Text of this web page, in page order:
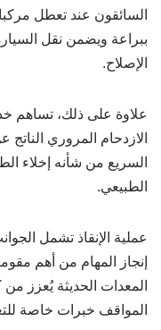
السائقون عند تعطل
ببراعة ويضمن نقل
الإصلاح.
علاوة على ذلك، تساهم
الازدحام المروري
السريع من شأنه إخلاء
الطبيعي.
عملية الإنقاذ تشمل
إنجاز المهام من أهم
المعدات الحديثة يُعزز
المواقف خبرات خاصة